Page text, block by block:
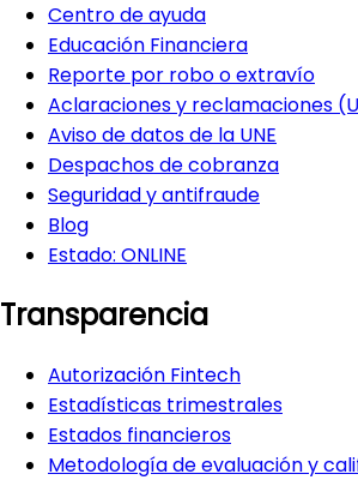
Centro de ayuda
Educación Financiera
Reporte por robo o extravío
Aclaraciones y reclamaciones
Aviso de datos de la UNE
Despachos de cobranza
Seguridad y antifraude
Blog
Estado: ONLINE
Transparencia
Autorización Fintech
Estadísticas trimestrales
Estados financieros
Metodología de evaluación y